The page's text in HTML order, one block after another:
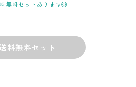
無料セットあります◎
送料無料セット